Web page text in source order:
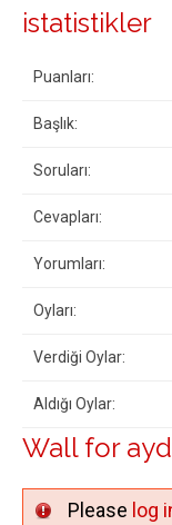
istatistikler
Puanları:
Başlık:
Soruları:
Cevapları:
Yorumları:
Oyları:
Verdiği Oylar:
Aldığı Oylar:
Wall for
Please log